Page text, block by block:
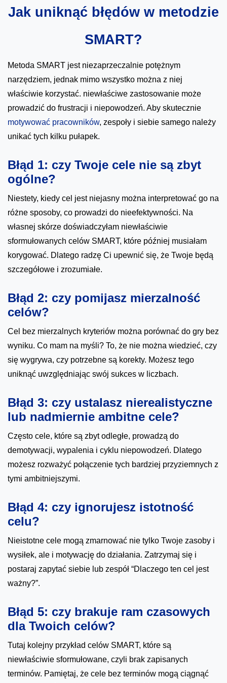
Jak uniknąć błędów w metodzie
SMART?
Metoda SMART jest niezaprzeczalnie potężnym
narzędziem, jednak mimo wszystko można z niej
właściwie korzystać. niewłaściwe zastosowanie może
prowadzić do frustracji i niepowodzeń. Aby skutecznie
motywować pracowników, zespoły i siebie samego należy
unikać tych kilku pułapek.
Błąd 1: czy Twoje cele nie są zbyt
ogólne?
Niestety, kiedy cel jest niejasny można interpretować go na
różne sposoby, co prowadzi do nieefektywności. Na
własnej skórze doświadczyłam niewłaściwie
sformułowanych celów SMART, które później musiałam
korygować. Dlatego radzę Ci upewnić się, że Twoje będą
szczegółowe i zrozumiałe.
Błąd 2: czy pomijasz mierzalność
celów?
Cel bez mierzalnych kryteriów można porównać do gry bez
wyniku. Co mam na myśli? To, że nie można wiedzieć, czy
się wygrywa, czy potrzebne są korekty. Możesz tego
uniknąć uwzględniając swój sukces w liczbach.
Błąd 3: czy ustalasz nierealistyczne
lub nadmiernie ambitne cele?
Często cele, które są zbyt odległe, prowadzą do
demotywacji, wypalenia i cyklu niepowodzeń. Dlatego
możesz rozważyć połączenie tych bardziej przyziemnych z
tymi ambitniejszymi.
Błąd 4: czy ignorujesz istotność
celu?
Nieistotne cele mogą zmarnować nie tylko Twoje zasoby i
wysiłek, ale i motywację do działania. Zatrzymaj się i
postaraj zapytać siebie lub zespół “Dlaczego ten cel jest
ważny?”.
Błąd 5: czy brakuje ram czasowych
dla Twoich celów?
Tutaj kolejny przykład celów SMART, które są
niewłaściwie sformułowane, czyli brak zapisanych
terminów. Pamiętaj, że cele bez terminów mogą ciągnąć